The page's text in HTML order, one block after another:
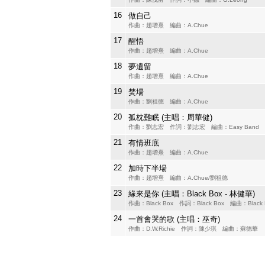
16 做自己
作曲：趙增熹 編曲：A.Chue
17 醒悟
作曲：趙增熹 編曲：A.Chue
18 夢遺留
作曲：趙增熹 編曲：A.Chue
19 焚場
作曲：劉祖德 編曲：A.Chue
20 孤枕難眠 (主唱：周華健)
作曲：劉志宏 作詞：劉志宏 編曲：Easy Band
21 有情班底
作曲：趙增熹 編曲：A.Chue
22 加時下半場
作曲：趙增熹 編曲：A.Chue/劉祖德
23 緣來是你 (主唱：Black Box - 林健華)
作曲：Black Box 作詞：Black Box 編曲：Black
24 一首會哭的歌 (主唱：巫奇)
作曲：D.W.Richie 作詞：陳少琪 編曲：蘇德華